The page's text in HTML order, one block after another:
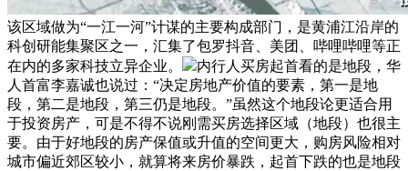
该区域做为“一江一河”计谋的主要构成部门，是黄浦江沿岸的
科创研能集聚区之一，汇集了包罗抖音、美团、哔哩哔哩等正
在内的多家科技立异企业。
内行人买房起首看的是地段，华
人首富李嘉诚也说过：“决定房地产价值的要素，第一是地
段，第二是地段，第三仍是地段。”虽然这个地段论更适合用
于投资房产，可是不得不说刚需买房选择区域（地段）也很主
要。由于好地段的房产保值或升值的空间更大，购房风险相对
城市偏近郊区较小，就算将来房价暴跌，起首下跌的也是地段